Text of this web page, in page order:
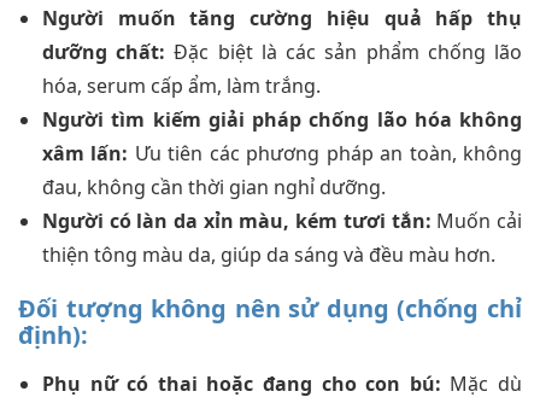
Người muốn tăng cường hiệu quả hấp thụ
dưỡng chất: Đặc biệt là các sản phẩm chống lão
hóa, serum cấp ẩm, làm trắng.
Người tìm kiếm giải pháp chống lão hóa không
xâm lấn: Ưu tiên các phương pháp an toàn, không
đau, không cần thời gian nghỉ dưỡng.
Người có làn da xỉn màu, kém tươi tắn: Muốn cải
thiện tông màu da, giúp da sáng và đều màu hơn.
Đối tượng không nên sử dụng (chống chỉ
định):
Phụ nữ có thai hoặc đang cho con bú: Mặc dù